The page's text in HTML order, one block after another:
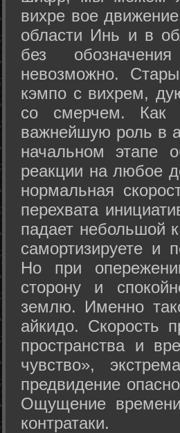
вихре вое
области Инь и в
без
невозможно.
кэмпо с вихрем,
со смерчем. Как
важнейшую роль в
начальном этапе
реакции на любое
нормальная
перехвата
падает небольшой
самортизируете и
Но при
сторону и
землю. Именно
айкидо. Скорость
пространства и
чувство»,
предвидение
Ощущение
контратаки.